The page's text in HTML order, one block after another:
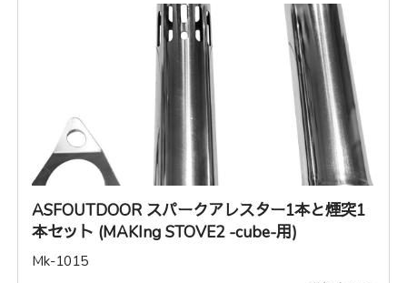
ASFOUTDOOR スパークアレスター1本と煙突1
本セット (MAKIng STOVE2 -cube-用)
Mk-1015